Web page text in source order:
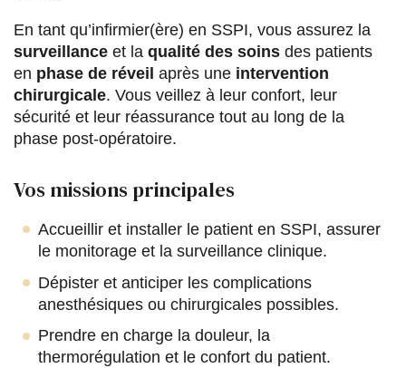
s
u
r
F
a
c
e
b
o
o
k
s
u
r
T
i
t
t
e
r
s
u
r
L
n
k
e
d
i
n
p
a
r
E
a
i
l
En tant qu’infirmier(ère) en SSPI, vous assurez la
surveillance et la qualité des soins des patients
en phase de réveil après une intervention
chirurgicale. Vous veillez à leur confort, leur
sécurité et leur réassurance tout au long de la
phase post-opératoire.
Vos missions principales
Accueillir et installer le patient en SSPI, assurer
le monitorage et la surveillance clinique.
Dépister et anticiper les complications
anesthésiques ou chirurgicales possibles.
Prendre en charge la douleur, la
thermorégulation et le confort du patient.